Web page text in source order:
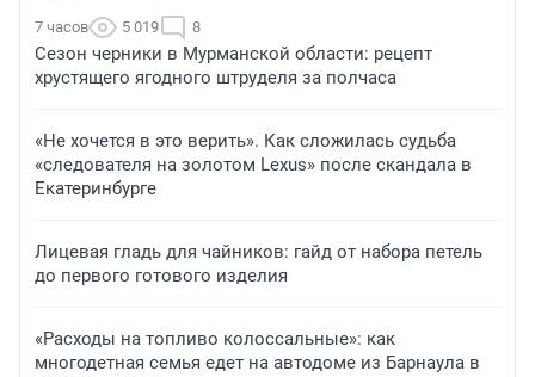
7 часов 5 019 8
Сезон черники в Мурманской области: рецепт
хрустящего ягодного штруделя за полчаса
«Не хочется в это верить». Как сложилась судьба
«следователя на золотом Lexus» после скандала в
Екатеринбурге
Лицевая гладь для чайников: гайд от набора петель
до первого готового изделия
«Расходы на топливо колоссальные»: как
многодетная семья едет на автодоме из Барнаула в